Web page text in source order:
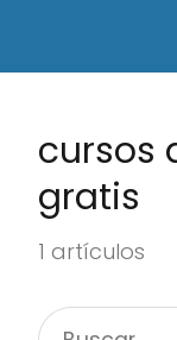
cursos
gratis
1 artículos